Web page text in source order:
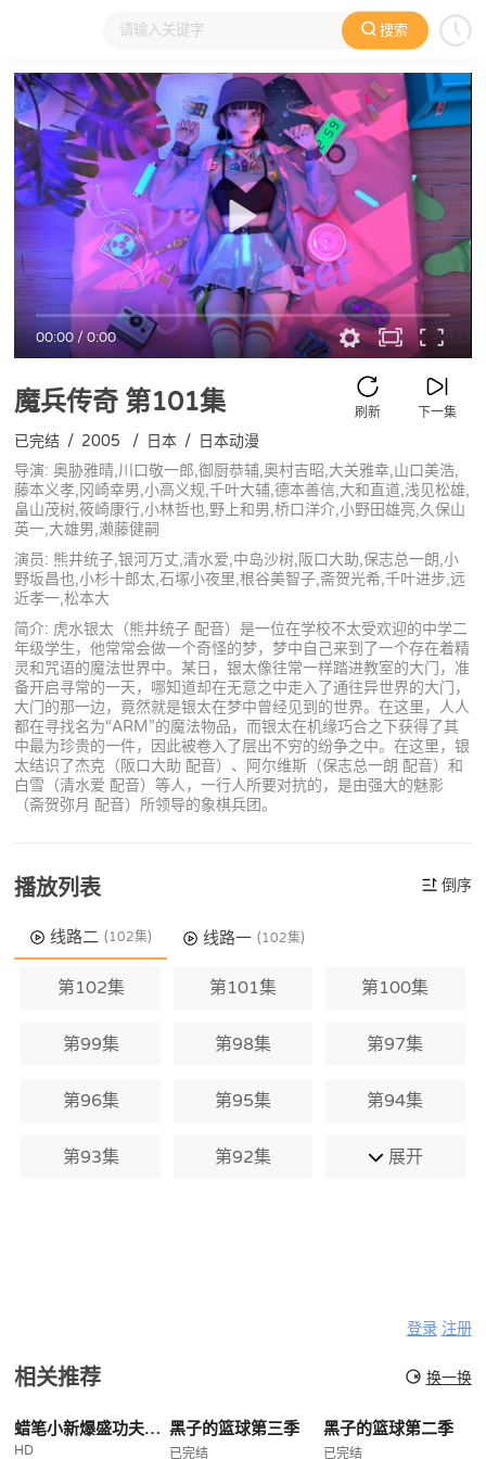
搜索
大家在看 日本动漫 国产动漫 欧美动漫 动漫电影
00:00/0:00
魔兵传奇 第101集 下一集
刷新
已完结 / 2005 / 日本 / 日本动漫
导演: 奥胁雅晴,川口敬一郎,御厨恭辅,奥村吉昭,大关雅幸,山口美浩,
藤本义孝,冈崎幸男,小高义规,千叶大辅,德本善信,大和直道,浅见松雄,
畠山茂树,筱崎康行,小林哲也,野上和男,桥口洋介,小野田雄亮,久保山
英一,大雄男,濑藤健嗣
演员: 熊井统子,银河万丈,清水爱,中岛沙树,阪口大助,保志总一朗,小
野坂昌也,小杉十郎太,石塚小夜里,根谷美智子,斋贺光希,千叶进步,远
近孝一,松本大
简介: 虎水银太（熊井统子 配音）是一位在学校不太受欢迎的中学二
年级学生，他常常会做一个奇怪的梦，梦中自己来到了一个存在着精
灵和咒语的魔法世界中。某日，银太像往常一样踏进教室的大门，准
备开启寻常的一天，哪知道却在无意之中走入了通往异世界的大门，
大门的那一边，竟然就是银太在梦中曾经见到的世界。在这里，人人
都在寻找名为“ARM”的魔法物品，而银太在机缘巧合之下获得了其
中最为珍贵的一件，因此被卷入了层出不穷的纷争之中。在这里，银
太结识了杰克（阪口大助 配音）、阿尔维斯（保志总一朗 配音）和
白雪（清水爱 配音）等人，一行人所要对抗的，是由强大的魅影
（斋贺弥月 配音）所领导的象棋兵团。
播放列表 倒序
线路二 (102集) 线路一 (102集)
第102集 第101集 第100集
第99集 第98集 第97集
第96集 第95集 第94集
第93集 第92集 展开
登录 注册
相关推荐 换一换
蜡笔小新爆盛功夫小子拉面之乱
HD
黑子的篮球第三季
已完结
黑子的篮球第二季
已完结